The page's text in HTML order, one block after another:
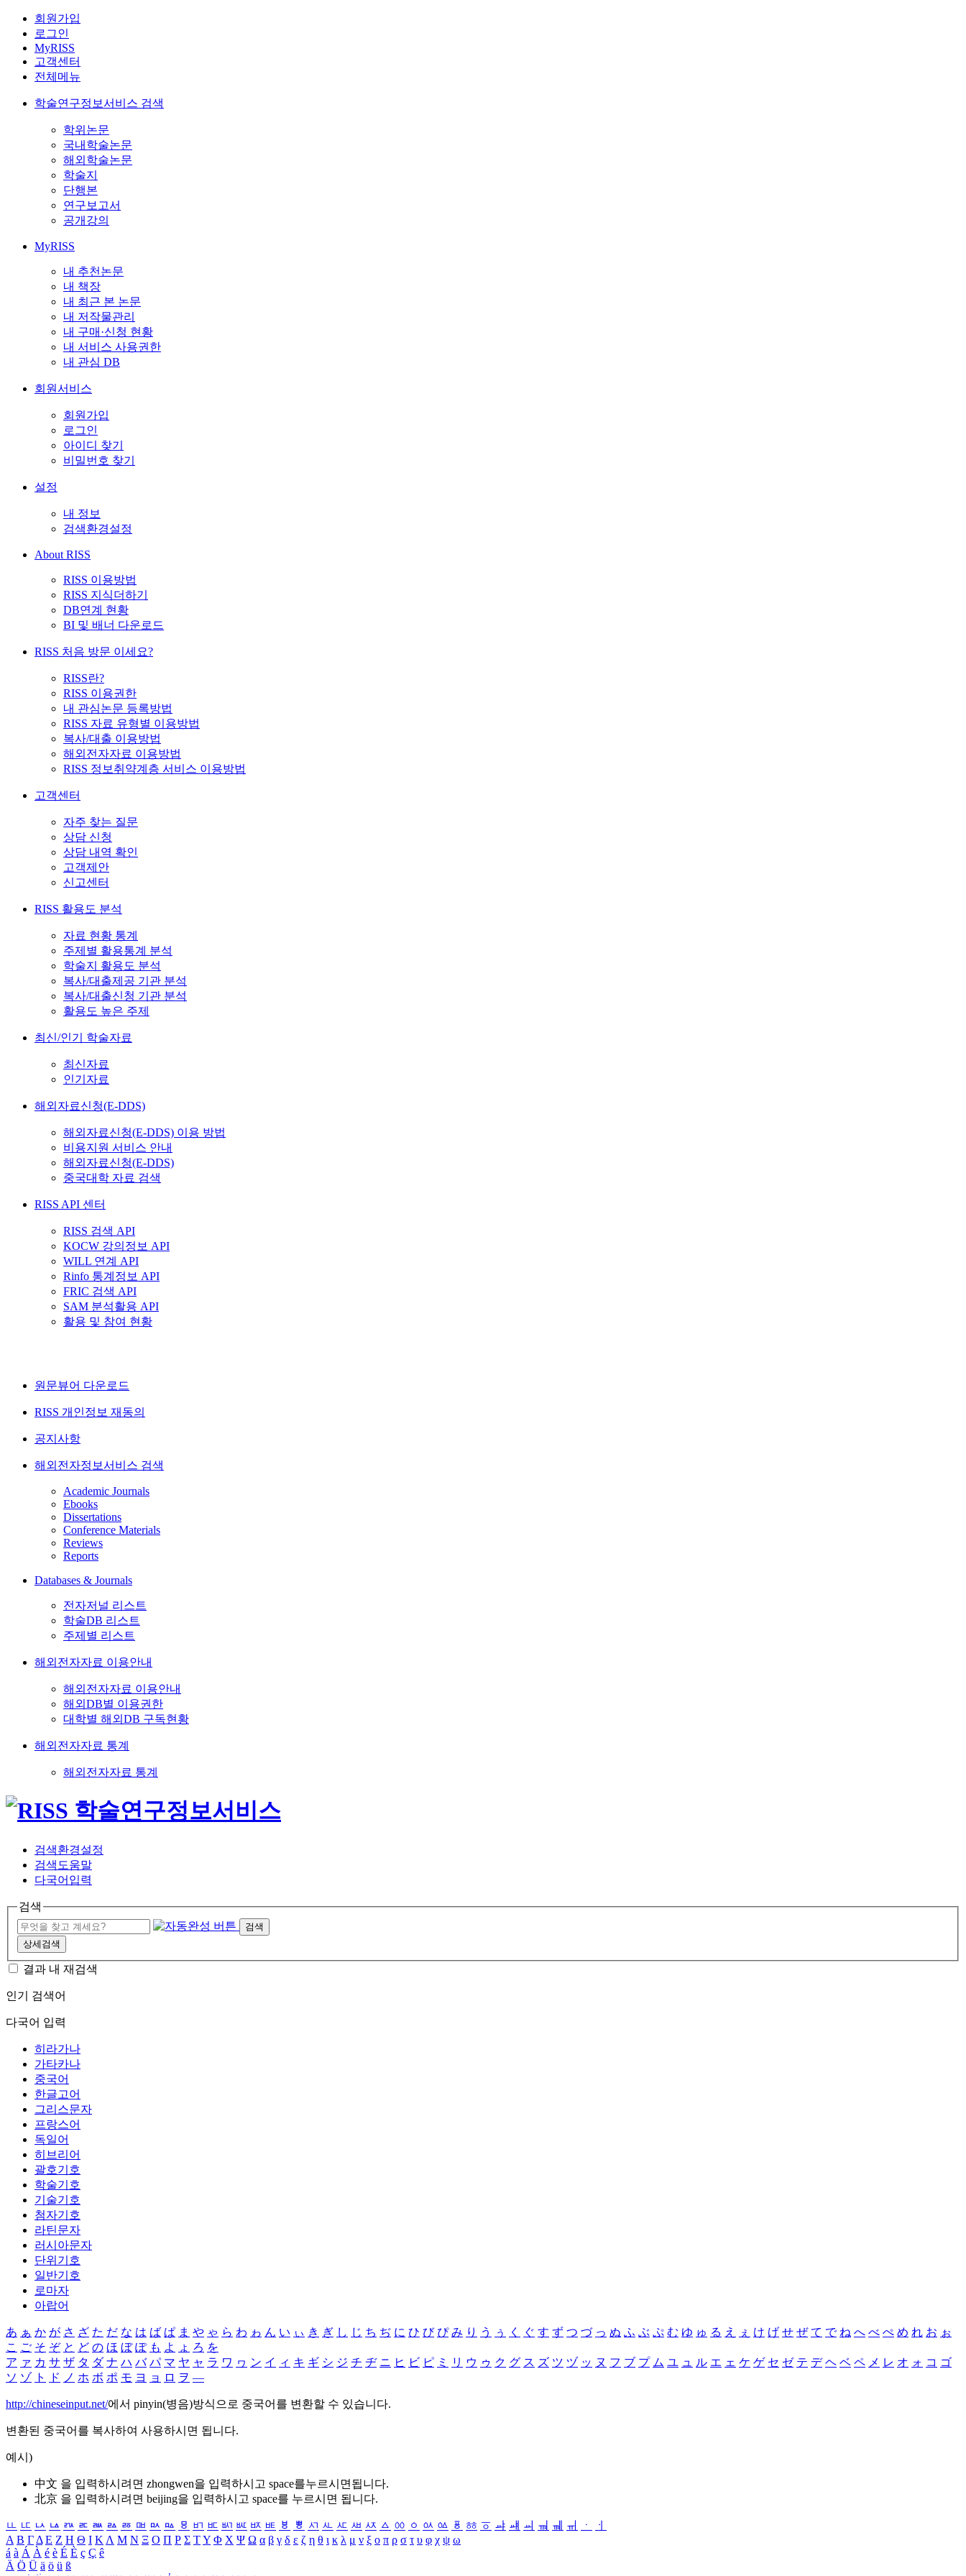
회원가입
로그인
MyRISS
고객센터
전체메뉴
학술연구정보서비스 검색
학위논문
국내학술논문
해외학술논문
학술지
단행본
연구보고서
공개강의
MyRISS
내 추천논문
내 책장
내 최근 본 논문
내 저작물관리
내 구매·신청 현황
내 서비스 사용권한
내 관심 DB
회원서비스
회원가입
로그인
아이디 찾기
비밀번호 찾기
설정
내 정보
검색환경설정
About RISS
RISS 이용방법
RISS 지식더하기
DB연계 현황
BI 및 배너 다운로드
RISS 처음 방문 이세요?
RISS란?
RISS 이용권한
내 관심논문 등록방법
RISS 자료 유형별 이용방법
복사/대출 이용방법
해외전자자료 이용방법
RISS 정보취약계층 서비스 이용방법
고객센터
자주 찾는 질문
상담 신청
상담 내역 확인
고객제안
신고센터
RISS 활용도 분석
자료 현황 통계
주제별 활용통계 분석
학술지 활용도 분석
복사/대출제공 기관 분석
복사/대출신청 기관 분석
활용도 높은 주제
최신/인기 학술자료
최신자료
인기자료
해외자료신청(E-DDS)
해외자료신청(E-DDS) 이용 방법
비용지원 서비스 안내
해외자료신청(E-DDS)
중국대학 자료 검색
RISS API 센터
RISS 검색 API
KOCW 강의정보 API
WILL 연계 API
Rinfo 통계정보 API
FRIC 검색 API
SAM 분석활용 API
활용 및 참여 현황
원문뷰어 다운로드
RISS 개인정보 재동의
공지사항
해외전자정보서비스 검색
Academic Journals
Ebooks
Dissertations
Conference Materials
Reviews
Reports
Databases & Journals
전자저널 리스트
학술DB 리스트
주제별 리스트
해외전자자료 이용안내
해외전자자료 이용안내
해외DB별 이용권한
대학별 해외DB 구독현황
해외전자자료 통계
해외전자자료 통계
검색환경설정
검색도움말
다국어입력
검색
검색
상세검색
결과 내 재검색
인기 검색어
다국어 입력
히라가나
가타카나
중국어
한글고어
그리스문자
프랑스어
독일어
히브리어
괄호기호
학술기호
기술기호
첨자기호
라틴문자
러시아문자
단위기호
일반기호
로마자
아랍어
あ ぁ か が さ ざ た だ な は ば ぱ ま や ゃ ら わ ゎ ん い ぃ き ぎ し じ ち ぢ に ひ び ぴ み り う ぅ く ぐ す ず つ づ っ ぬ ふ ぶ ぷ む ゆ ゅ る え ぇ け げ せ ぜ て で ね へ べ ぺ め れ お ぉ
こ ご そ ぞ と ど の ほ ぼ ぽ も よ ょ ろ を
ア ァ カ サ ザ タ ダ ナ ハ バ パ マ ヤ ャ ラ ワ ヮ ン イ ィ キ ギ シ ジ チ ヂ ニ ヒ ビ ピ ミ リ ウ ゥ ク グ ス ズ ツ ヅ ッ ヌ フ ブ プ ム ユ ュ ル エ ェ ケ ゲ セ ゼ テ デ ヘ ベ ペ メ レ オ ォ コ ゴ
ソ ゾ ト ド ノ ホ ボ ポ モ ヨ ョ ロ ヲ ―
http://chineseinput.net/에서 pinyin(병음)방식으로 중국어를 변환할 수 있습니다.
변환된 중국어를 복사하여 사용하시면 됩니다.
예시)
中文 을 입력하시려면 zhongwen을 입력하시고 space를누르시면됩니다.
北京 을 입력하시려면 beijing을 입력하시고 space를 누르시면 됩니다.
ㅥ ㅦ ㅧ ㅨ ㅩ ㅪ ㅫ ㅬ ㅭ ㅮ ㅯ ㅰ ㅱ ㅲ ㅳ ㅴ ㅵ ㅶ ㅷ ㅸ ㅹ ㅺ ㅻ ㅼ ㅽ ㅾ ㅿ ㆀ ㆁ ㆂ ㆃ ㆄ ㆅ ㆆ ㆇ ㆈ ㆉ ㆊ ㆋ ㆌ ㆍ
ㆎ
Α Β ΓΔ Ε Ζ Η Θ Ι ΚΛ Μ Ν Ξ Ο Π Ρ Σ ΤΥ Φ Χ Ψ Ω α β γ δ ε ζ η θ ι κ λ μ ν ξ ο π ρ σ τ υ φ χ ψ ω
á à Á À é è É È ç Ç ê
Ä Ö Ü ä ö ü ß